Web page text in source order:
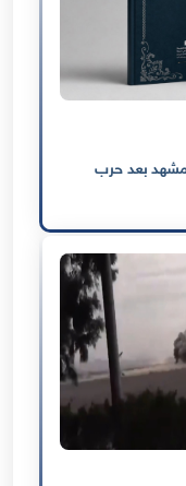
بعد حرب